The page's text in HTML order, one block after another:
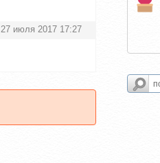
27 июля 2017 17:27